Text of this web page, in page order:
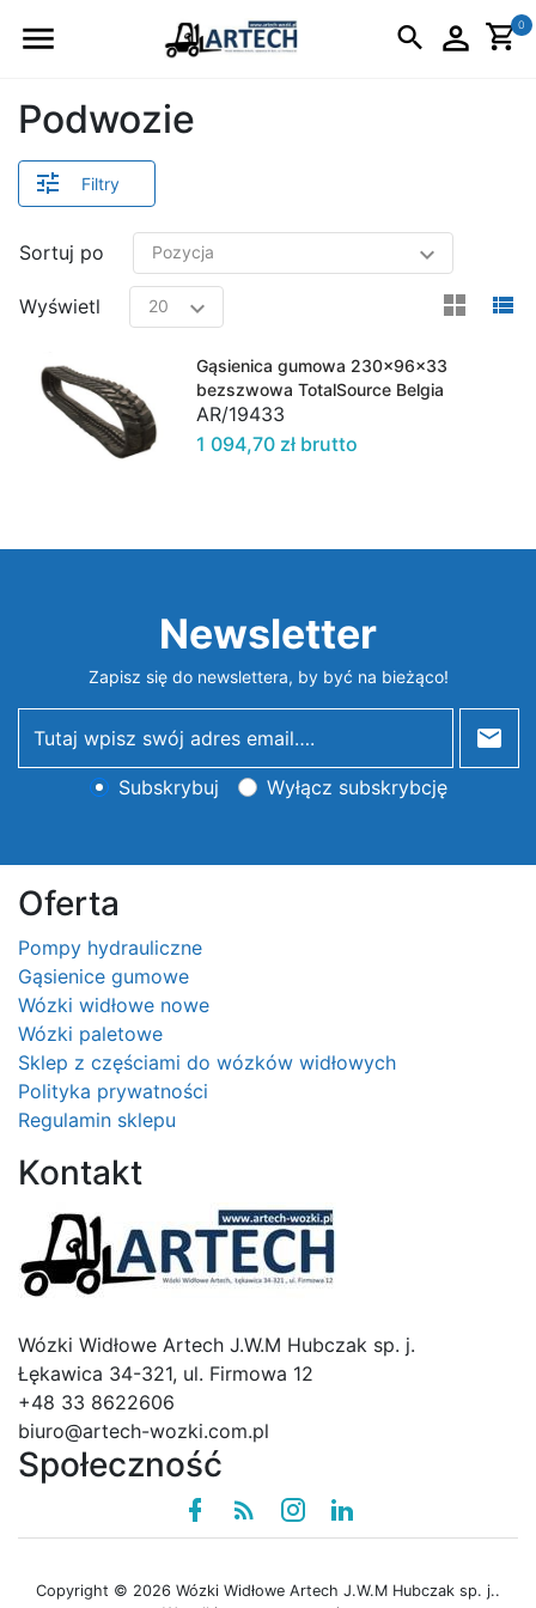
0
Podwozie
Filtry
Sortuj po
Wyświetl
Gąsienica gumowa 230x96x33
bezszwowa TotalSource Belgia
AR/19433
1 094,70 zł brutto
Newsletter
Zapisz się do newslettera, by być na bieżąco!
newsletter
Subskrybuj Wyłącz subskrybcję
Oferta
Pompy hydrauliczne
Gąsienice gumowe
Wózki widłowe nowe
Wózki paletowe
Sklep z częściami do wózków widłowych
Polityka prywatności
Regulamin sklepu
Kontakt
Wózki Widłowe Artech J.W.M Hubczak sp. j.
Łękawica 34-321, ul. Firmowa 12
+48 33 8622606
biuro@artech-wozki.com.pl
Społeczność
Facebook
Rssinstagram
linkedin
Copyright © 2026 Wózki Widłowe Artech J.W.M Hubczak sp. j..